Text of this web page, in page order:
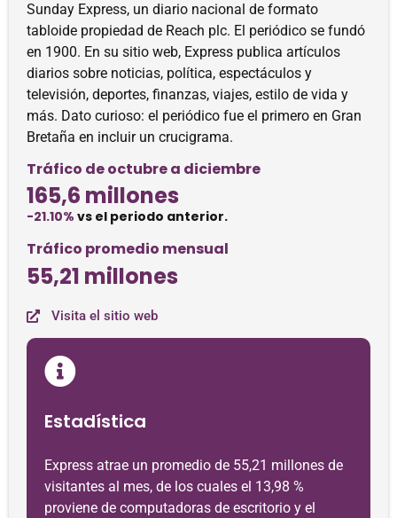
Sunday Express, un diario nacional de formato
tabloide propiedad de Reach plc. El periódico se fundó
en 1900. En su sitio web, Express publica artículos
diarios sobre noticias, política, espectáculos y
televisión, deportes, finanzas, viajes, estilo de vida y
más. Dato curioso: el periódico fue el primero en Gran
Bretaña en incluir un crucigrama.
Tráfico de octubre a diciembre
165,6 millones
-21.10% vs el periodo anterior.
Tráfico promedio mensual
55,21 millones
Visita el sitio web
Estadística
Express atrae un promedio de 55,21 millones de
visitantes al mes, de los cuales el 13,98 %
proviene de computadoras de escritorio y el